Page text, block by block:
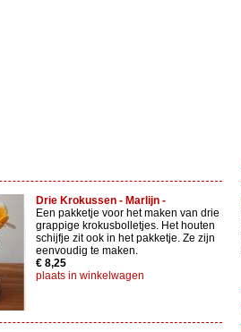
Drie Krokussen - Marlijn -
Een pakketje voor het maken van drie
grappige krokusbolletjes. Het houten
schijfje zit ook in het pakketje. Ze zijn
eenvoudig te maken.
€ 8,25
plaats in winkelwagen